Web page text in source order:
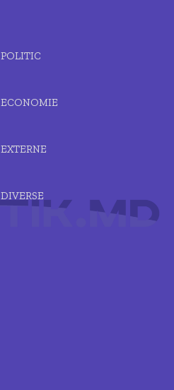
POLITIC
ECONOMIE
EXTERNE
DIVERSE